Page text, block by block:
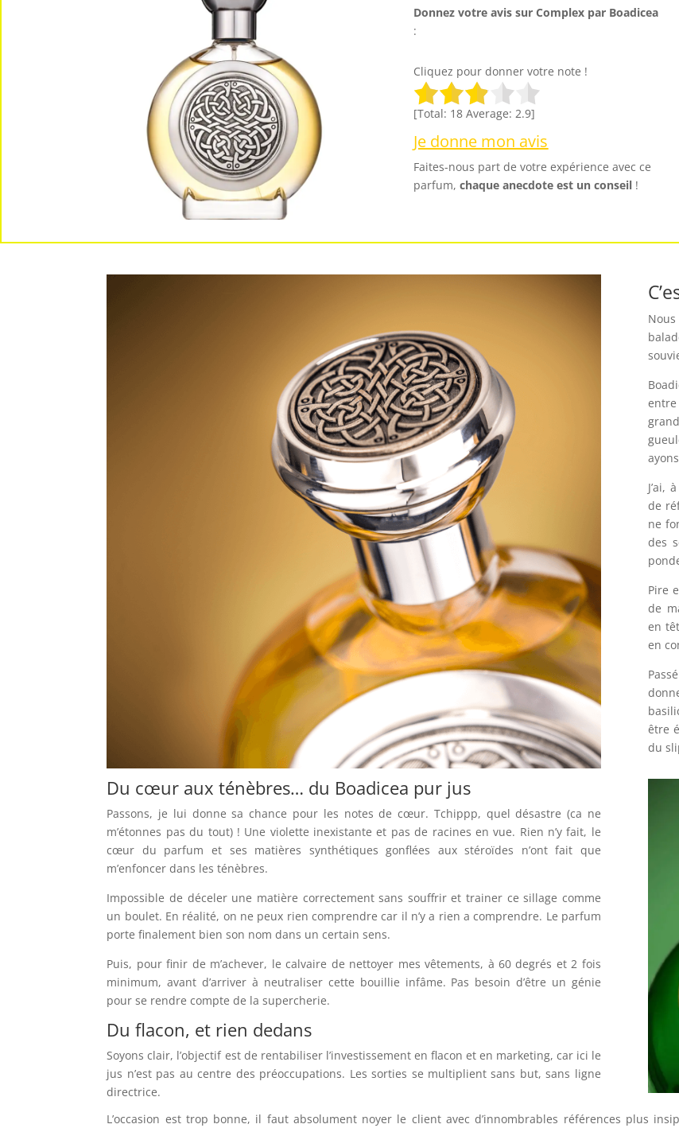
Donnez votre avis sur Complex par Boadicea
:
Cliquez pour donner votre note !
[Total: 18 Average: 2.9]
Je donne mon avis
Faites-nous part de votre expérience avec ce
parfum,chaque anecdote est unconseil !
entre
J’ai,
de
ne
des
Pire
de
en
en
être
du
Du cœur aux ténèbres… du Boadicea pur jus
Passons, je lui donne sa chance pour les notes de cœur. Tchippp, quel désastre (ca ne
m’étonnes pas du tout) ! Une violette inexistante et pas de racines en vue. Rien n’y fait, le
cœur du parfum et ses matières synthétiques gonflées aux stéroïdes n’ont fait que
m’enfoncer dans les ténèbres.
Impossible de déceler une matière correctement sans souffrir et trainer ce sillage comme
un boulet. En réalité, on ne peux rien comprendre car il n’y a rien a comprendre. Le parfum
porte finalement bien son nom dans un certain sens.
Puis, pour finir de m’achever, le calvaire de nettoyer mes vêtements, à 60 degrés et 2 fois
minimum, avant d’arriver à neutraliser cette bouillie infâme. Pas besoin d’être un génie
pour se rendre compte de la supercherie.
Du flacon, et rien dedans
Soyons clair, l’objectif est de rentabiliser l’investissement en flacon et en marketing, car ici le
jus n’est pas au centre des préoccupations. Les sorties se multiplient sans but, sans ligne
directrice.
L’occasion est trop bonne, il faut absolument noyer le client avec d’innombrables références plus